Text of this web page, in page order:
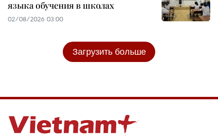
языка обучения в школах
02/08/2026 03:00
Загрузить больше